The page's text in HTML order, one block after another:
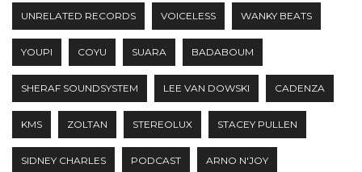
UNRELATED RECORDS VOICELESS WANKY BEATS
YOUPI COYU SUARA BADABOUM
SHERAF SOUNDSYSTEM LEE VAN DOWSKI CADENZA
KMS ZOLTAN STEREOLUX STACEY PULLEN
SIDNEY CHARLES PODCAST ARNO N'JOY